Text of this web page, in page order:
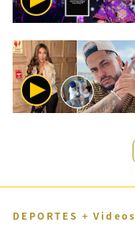
DEPORTES + Videos